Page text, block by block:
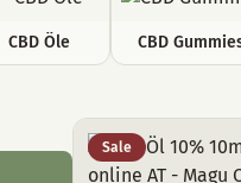
CBD Öle CBD
Alle Produkte
Sale